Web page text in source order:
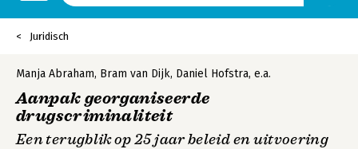
Juridisch
Manja Abraham, Bram van Dijk, Daniel Hofstra, e.a.
Aanpak georganiseerde
drugscriminaliteit
Een terugblik op 25 jaar beleid en uitvoering